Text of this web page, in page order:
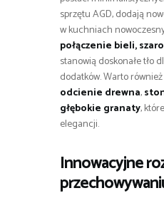
sprzętu AGD, dodają
w kuchniach
połączenie bieli,
stanowią doskonałe tło
dodatków. Warto
odcienie drewna,
głębokie granaty,
elegancji.
Innowacyjne